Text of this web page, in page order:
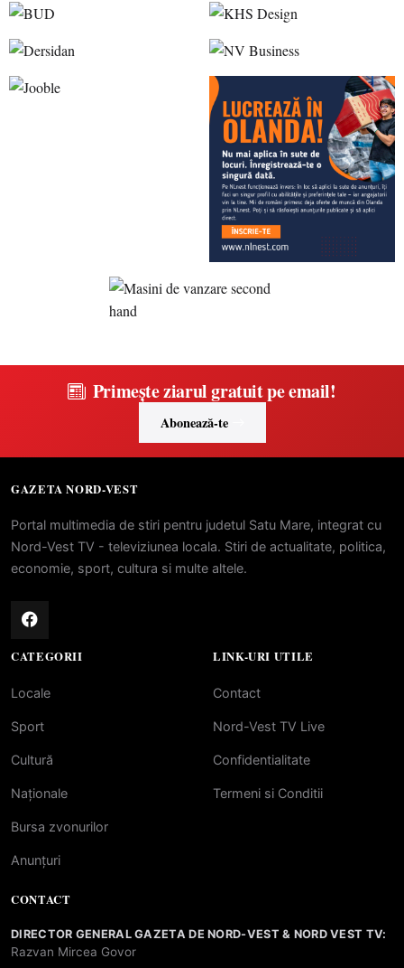
Primește ziarul gratuit pe email!
Abonează-te
GAZETA NORD-VEST
Portal multimedia de stiri pentru judetul Satu Mare, integrat cu
Nord-Vest TV - televiziunea locala. Stiri de actualitate, politica,
economie, sport, cultura si multe altele.
CATEGORII
Locale
Sport
Cultură
Naționale
Bursa zvonurilor
Anunțuri
LINK-URI UTILE
Contact
Nord-Vest TV Live
Confidentialitate
Termeni si Conditii
CONTACT
DIRECTOR GENERAL GAZETA DE NORD-VEST & NORD VEST TV:
Razvan Mircea Govor